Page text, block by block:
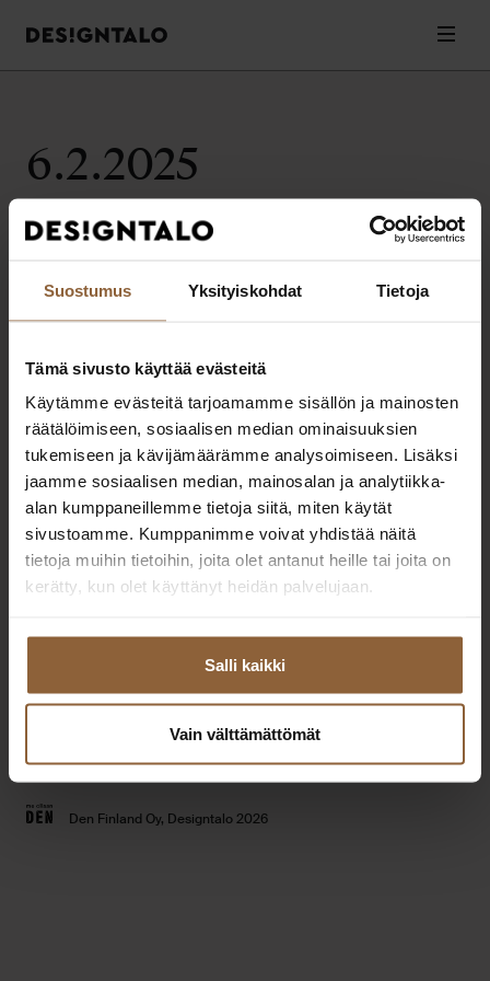
Suostumus Yksityiskohdat Tietoja
Tämä sivusto käyttää evästeitä
Käytämme evästeitä tarjoamamme sisällön ja mainosten
räätälöimiseen, sosiaalisen median ominaisuuksien
tukemiseen ja kävijämäärämme analysoimiseen. Lisäksi
jaamme sosiaalisen median, mainosalan ja analytiikka-
alan kumppaneillemme tietoja siitä, miten käytät
sivustoamme. Kumppanimme voivat yhdistää näitä
tietoja muihin tietoihin, joita olet antanut heille tai joita on
kerätty, kun olet käyttänyt heidän palvelujaan.
Salli kaikki
Vain välttämättömät
Designtalo
6.2.2025
Valitettavasti artikkeleita ei löytynyt.
Designtalo
Elämäsi parhaat ratkaisut muuttovalmiin kodin rakentamiseen.
Extranet
Extranet asiakkaille
Extranet
yhteistyökumppaneille
Usein kysytyt kysymykset
Pikalinkit
Ota yhteyttä
Toimipisteet
Tilaa esitteet
Talomallisto
Taloesittelyt
Den Finland Oy, Designtalo 2026